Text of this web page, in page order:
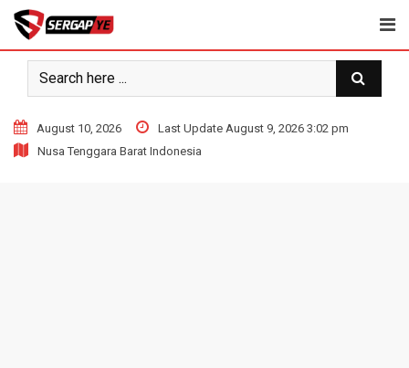
Skip
content
August 10, 2026
Last Update August 9, 2026 3:02 pm
Nusa Tenggara Barat Indonesia